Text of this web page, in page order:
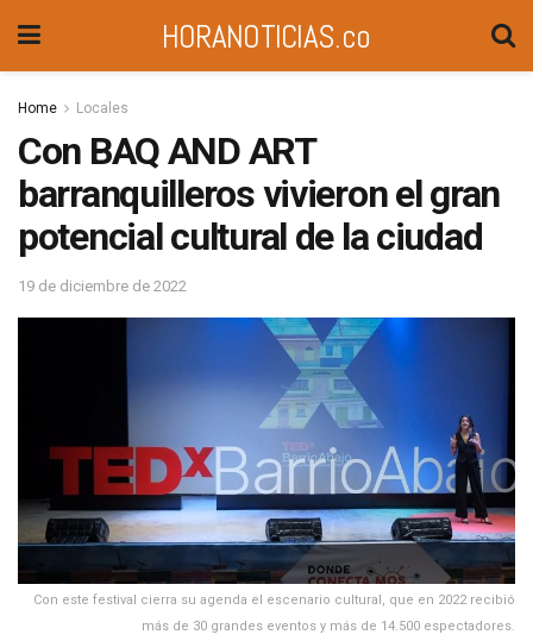
HORANOTICIAS.co
Home Locales
Con BAQ AND ART
barranquilleros vivieron el gran
potencial cultural de la ciudad
19 de diciembre de 2022
Con este festival cierra su agenda el escenario cultural, que en 2022 recibió
más de 30 grandes eventos y más de 14.500 espectadores.